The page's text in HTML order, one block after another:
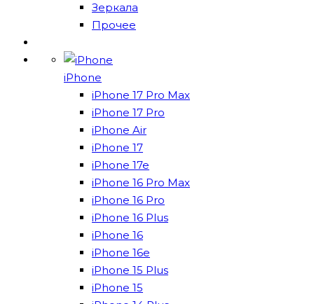
Зеркала
Прочее
iPhone
iPhone 17 Pro Max
iPhone 17 Pro
iPhone Air
iPhone 17
iPhone 17e
iPhone 16 Pro Max
iPhone 16 Pro
iPhone 16 Plus
iPhone 16
iPhone 16e
iPhone 15 Plus
iPhone 15